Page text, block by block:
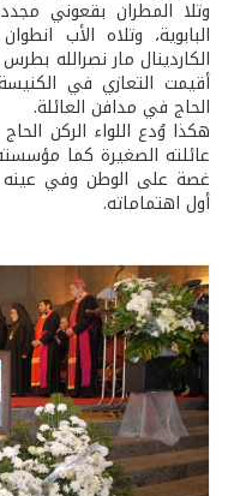
وتلا المطران بقعوني
البابوية، وتلاه الأب
الكاردينال مار نصرالله
أقيمت التعازي في
الحاج في مدافن العائلة.
هكذا وُدع اللواء الركن
عائلته الصغيرة كما
غصة على الوطن وفي
أول اهتماماته.